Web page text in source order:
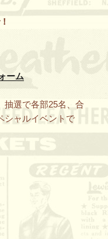
ーム
抽選で各部25名、合
シャルイベントで